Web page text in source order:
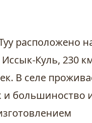
расположено
Иссык-Куль, 230
. В селе
и большиноство